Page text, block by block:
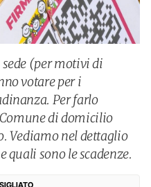
(per motivi di
votare per i
Per farlo
di domicilio
Vediamo nel dettaglio
quali sono le scadenze.